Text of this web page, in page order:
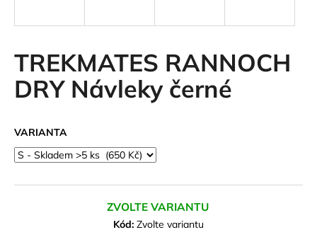
TREKMATES RANNOCH
DRY Návleky černé
VARIANTA
ZVOLTE VARIANTU
Kód: Zvolte variantu
í
t
?
HLEDAT